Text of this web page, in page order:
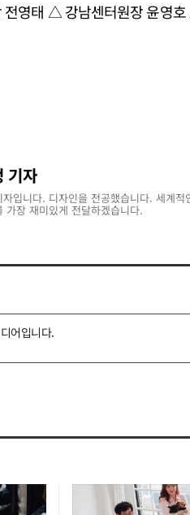
영태 △ 강남센터원장 윤영
기자
자입니다. 디자인을 전공했습니다. 세계
가장 재미있게 전달하겠습니다.